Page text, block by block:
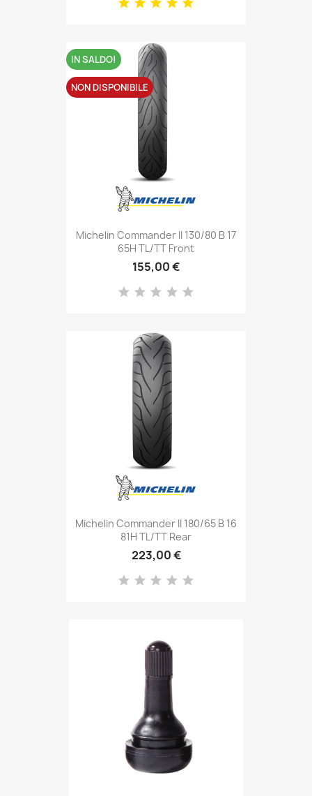
Michelin Commander II 130/80 B 17
65H TL/TT Front
155,00 €
IN SALDO!
NON DISPONIBILE
Michelin Commander II 180/65 B 16
81H TL/TT Rear
223,00 €